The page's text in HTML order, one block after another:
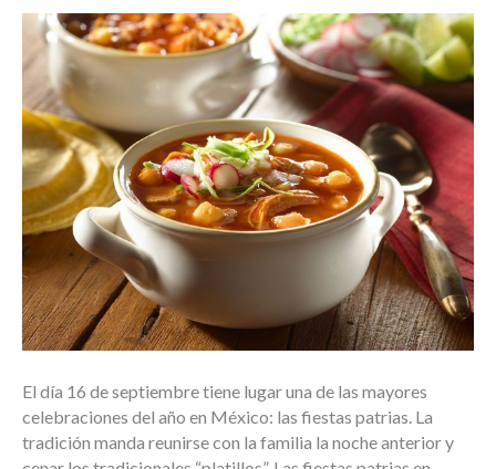
El día 16 de septiembre tiene lugar una de las mayores
celebraciones del año en México: las fiestas patrias. La
tradición manda reunirse con la familia la noche anterior y